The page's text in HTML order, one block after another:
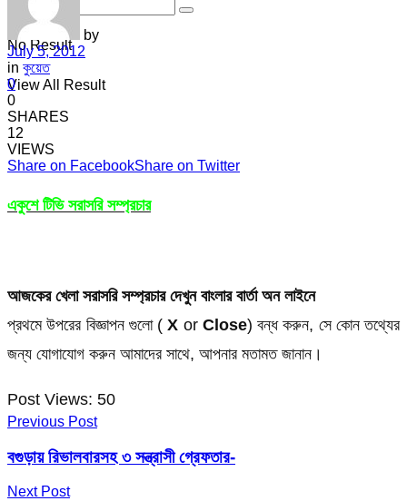
No Result
View All Result
by
July 5, 2012
in কুয়েত
0
0
SHARES
12
VIEWS
Share on FacebookShare on Twitter
একুশে টিভি সরাসরি সম্প্রচার
আজকের খেলা সরাসরি সম্প্রচার দেখুন বাংলার বার্তা অন লাইনে
প্রথমে উপরের বিজ্ঞাপন গুলো (X or Close) বন্ধ করুন, সে কোন তথ্যের
জন্য যোগাযোগ করুন আমাদের সাথে, আপনার মতামত জানান।
Post Views: 50
Previous Post
বগুড়ায় রিভালবারসহ ৩ সন্ত্রাসী গ্রেফতার-
Next Post